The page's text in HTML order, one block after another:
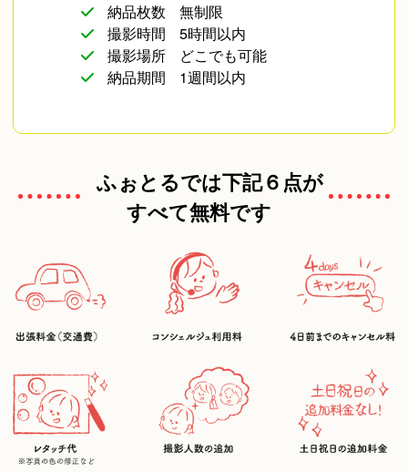
納品枚数
無制限
撮影時間
5時間以内
撮影場所
どこでも可能
納品期間
1週間以内
ふぉとるでは下記６点が
すべて無料です